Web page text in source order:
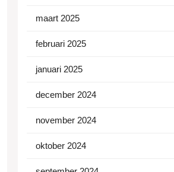
maart 2025
februari 2025
januari 2025
december 2024
november 2024
oktober 2024